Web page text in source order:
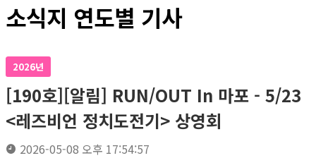
소식지 연도별 기사
2026년
[190호][알림] RUN/OUT In 마포 - 5/23
<레즈비언 정치도전기> 상영회
2026-05-08 오후 17:54:57